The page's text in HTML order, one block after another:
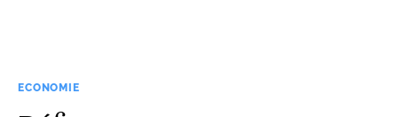
ECONOMIE